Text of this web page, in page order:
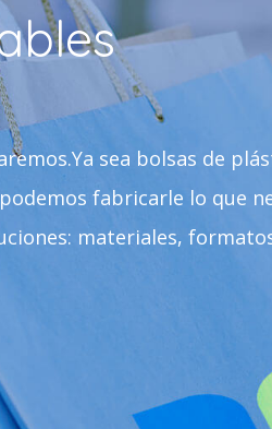
sea bolsas de
fabricarle lo que
materiales,